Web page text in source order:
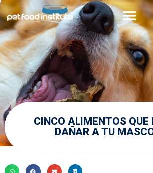
CINCO ALIMENTOS QUE
DAÑAR A TU